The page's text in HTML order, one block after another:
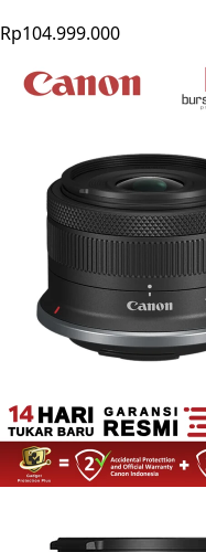
Rp104.999.000